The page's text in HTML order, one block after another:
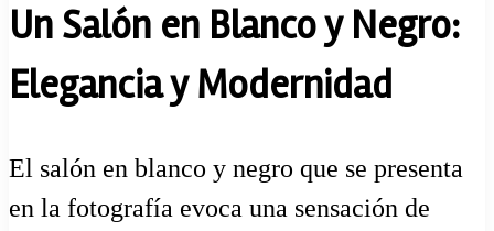
Un Salón en Blanco y Negro:
Elegancia y Modernidad
El salón en blanco y negro que se presenta
en la fotografía evoca una sensación de